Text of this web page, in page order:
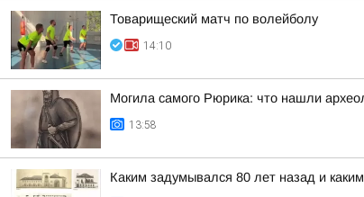
Товарищеский матч по волейболу
14:10
Могила самого Рюрика: что нашли
13:58
Каким задумывался 80 лет назад и